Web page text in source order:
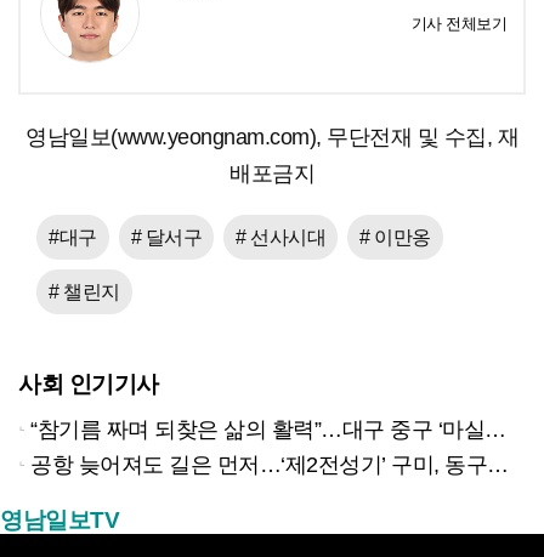
기사 전체보기
영남일보(www.yeongnam.com), 무단전재 및 수집, 재
배포금지
#대구 # 달서구 # 선사시대 # 이만옹
# 챌린지
사회 인기기사
“참기름 짜며 되찾은 삶의 활력”…대구 중구 ‘마실방앗간’ 어르신들의 인생 2막
공항 늦어져도 길은 먼저…‘제2전성기’ 구미, 동구미역 더 절실
영남일보TV